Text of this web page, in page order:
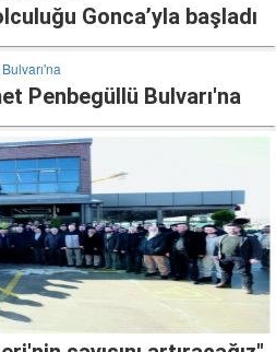
Gonca’yla başladı
Penbegüllü Bulvarı'na